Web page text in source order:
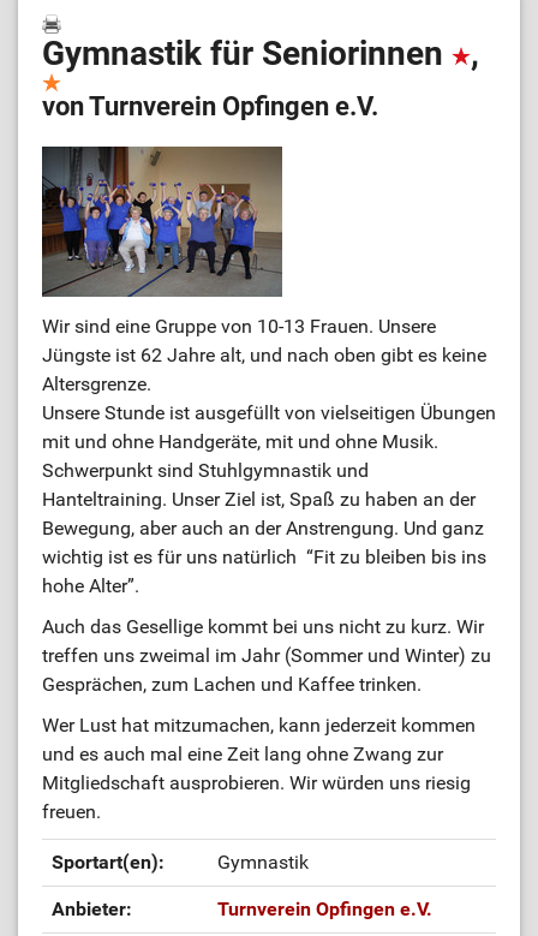
Gymnastik für Seniorinnen ,
von Turnverein Opfingen e.V.
Wir sind eine Gruppe von 10-13 Frauen. Unsere
Jüngste ist 62 Jahre alt, und nach oben gibt es keine
Altersgrenze.
Unsere Stunde ist ausgefüllt von vielseitigen Übungen
mit und ohne Handgeräte, mit und ohne Musik.
Schwerpunkt sind Stuhlgymnastik und
Hanteltraining. Unser Ziel ist, Spaß zu haben an der
Bewegung, aber auch an der Anstrengung. Und ganz
wichtig ist es für uns natürlich “Fit zu bleiben bis ins
hohe Alter”.
Auch das Gesellige kommt bei uns nicht zu kurz. Wir
treffen uns zweimal im Jahr (Sommer und Winter) zu
Gesprächen, zum Lachen und Kaffee trinken.
Wer Lust hat mitzumachen, kann jederzeit kommen
und es auch mal eine Zeit lang ohne Zwang zur
Mitgliedschaft ausprobieren. Wir würden uns riesig
freuen.
Sportart(en): Gymnastik
Anbieter: Turnverein Opfingen e.V.